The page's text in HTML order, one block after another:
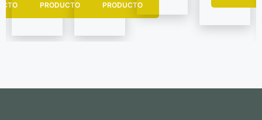
PRODUCTO
PRODUCTO